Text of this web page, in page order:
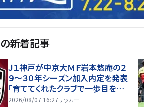
の新着記事
Ｊ１神戸が中京大ＭＦ岩本悠庵の２
９～３０年シーズン加入内定を発表
「育ててくれたクラブで一歩目を踏
み出せることを大変嬉しく思いま
2026/08/07 16:27サッカー